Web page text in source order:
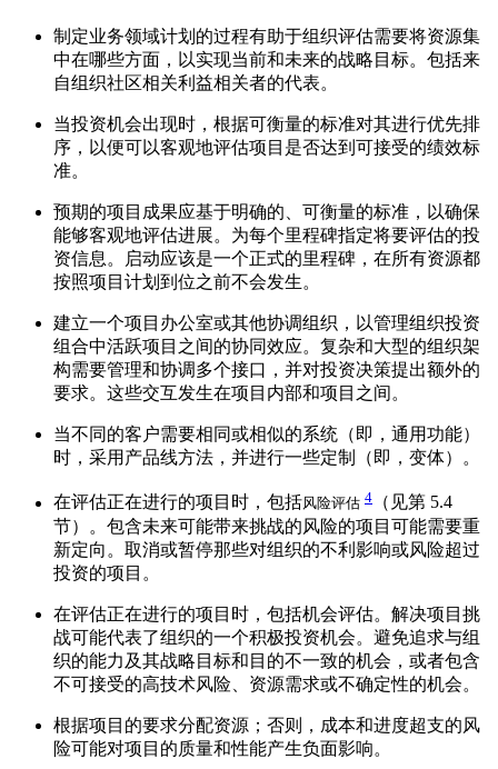
制定业务领域计划的过程有助于组织评估需要将资源集
中在哪些方面，以实现当前和未来的战略目标。包括来
自组织社区相关利益相关者的代表。
当投资机会出现时，根据可衡量的标准对其进行优先排
序，以便可以客观地评估项目是否达到可接受的绩效标
准。
预期的项目成果应基于明确的、可衡量的标准，以确保
能够客观地评估进展。为每个里程碑指定将要评估的投
资信息。启动应该是一个正式的里程碑，在所有资源都
按照项目计划到位之前不会发生。
建立一个项目办公室或其他协调组织，以管理组织投资
组合中活跃项目之间的协同效应。复杂和大型的组织架
构需要管理和协调多个接口，并对投资决策提出额外的
要求。这些交互发生在项目内部和项目之间。
当不同的客户需要相同或相似的系统（即，通用功能）
时，采用产品线方法，并进行一些定制（即，变体）。
在评估正在进行的项目时，包括风险评估 4 （见第 5.4
节）。包含未来可能带来挑战的风险的项目可能需要重
新定向。取消或暂停那些对组织的不利影响或风险超过
投资的项目。
在评估正在进行的项目时，包括机会评估。解决项目挑
战可能代表了组织的一个积极投资机会。避免追求与组
织的能力及其战略目标和目的不一致的机会，或者包含
不可接受的高技术风险、资源需求或不确定性的机会。
根据项目的要求分配资源；否则，成本和进度超支的风
险可能对项目的质量和性能产生负面影响。